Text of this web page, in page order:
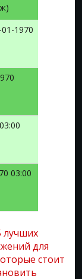
1970
03:00